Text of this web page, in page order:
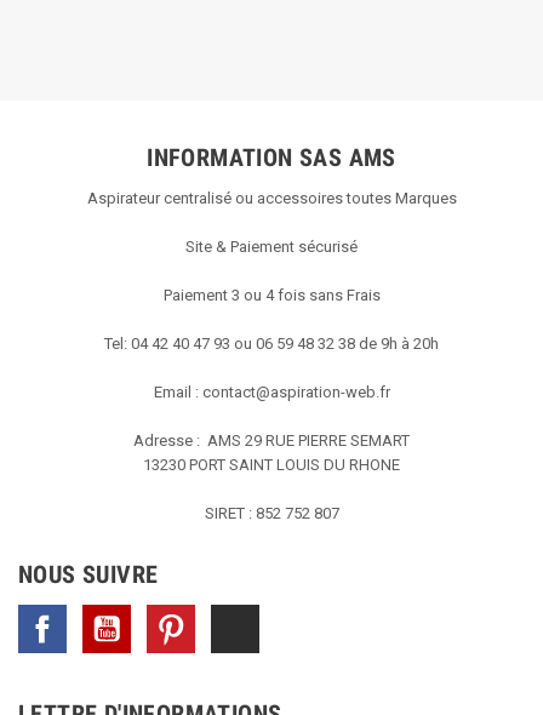
INFORMATION SAS AMS
Aspirateur centralisé ou accessoires toutes Marques
Site & Paiement sécurisé
Paiement 3 ou 4 fois sans Frais
Tel: 04 42 40 47 93 ou 06 59 48 32 38 de 9h à 20h
Email : contact@aspiration-web.fr
Adresse : AMS 29 RUE PIERRE SEMART
13230 PORT SAINT LOUIS DU RHONE
SIRET : 852 752 807
NOUS SUIVRE
Facebook YouTube